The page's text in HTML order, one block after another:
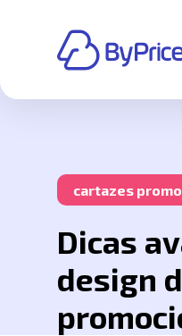
cartazes
Dicas
design